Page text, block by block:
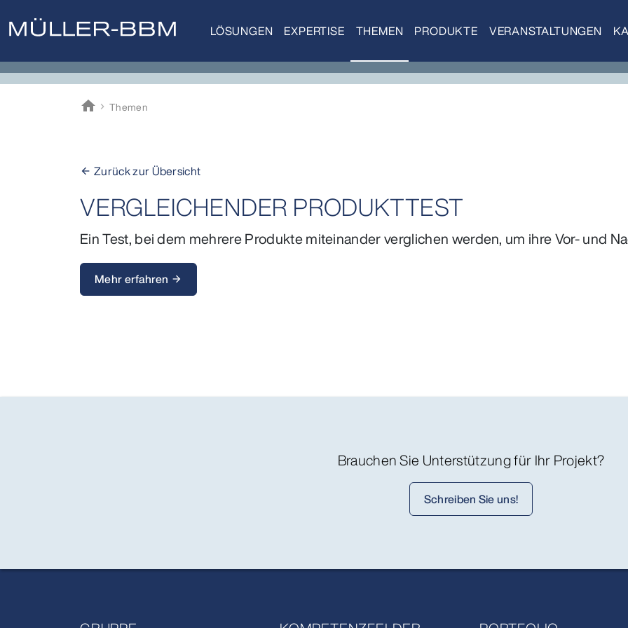
LÖSUNGEN EXPERTISE THEMEN PRODUKTE VERANSTALTUNGEN
home
Müller-BBM
Themen
arrow_back Zurück zur Übersicht
VERGLEICHENDER PRODUKTTEST
Ein Test, bei dem mehrere Produkte miteinander verglichen werden, um ihre Vor- und
Mehr erfahren arrow_forward
Brauchen Sie Unterstützung für Ihr Projekt?
Schreiben Sie uns!